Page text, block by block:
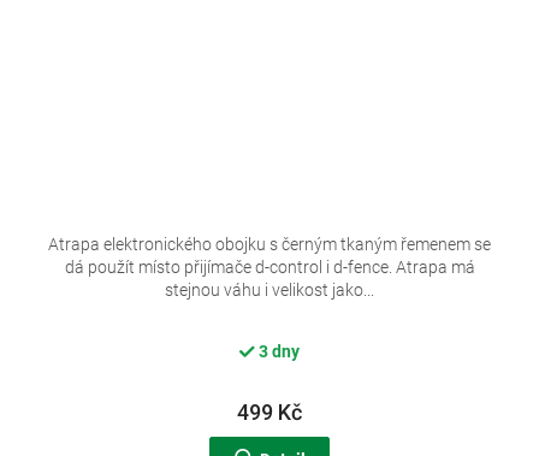
3 dny
499 Kč
Atrapa elektronického obojku s černým tkaným řemenem se
dá použít místo přijímače d-control i d-fence. Atrapa má
stejnou váhu i velikost jako...